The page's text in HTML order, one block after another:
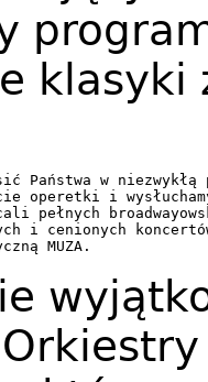
Państwa w
operetki i
pełnych
i cenionych
MUZA.